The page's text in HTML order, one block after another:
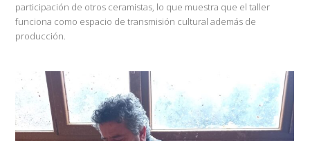
participación de otros ceramistas, lo que muestra que el taller
funciona como espacio de transmisión cultural además de
producción.